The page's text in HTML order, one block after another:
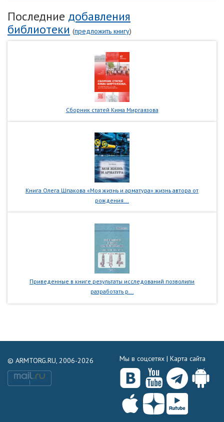
Последние добавления
библиотеки (предложить книгу)
Сборник статей Кима Миргаязова
Книга Олега Шпакова «Моя жизнь и арматура» жизнь автора от
рождения...
Приведенные в книге результаты исследований позволили
разработать р...
© ARMTORG.RU, 2006-2026 Мы в соцсетях | Карта сайта